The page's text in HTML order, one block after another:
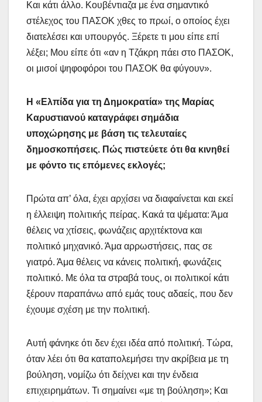
Και κάτι άλλο. Κουβέντιαζα με ένα σημαντικό
στέλεχος του ΠΑΣΟΚ χθες το πρωί, ο οποίος έχει
διατελέσει και υπουργός. Ξέρετε τι μου είπε επί
λέξει; Μου είπε ότι «αν η Τζάκρη πάει στο ΠΑΣΟΚ,
οι μισοί ψηφοφόροι του ΠΑΣΟΚ θα φύγουν».
Η «Ελπίδα για τη Δημοκρατία» της Μαρίας
Καρυστιανού καταγράφει σημάδια
υποχώρησης με βάση τις τελευταίες
δημοσκοπήσεις. Πώς πιστεύετε ότι θα κινηθεί
με φόντο τις επόμενες εκλογές;
Πρώτα απ’ όλα, έχει αρχίσει να διαφαίνεται και εκεί
η έλλειψη πολιτικής πείρας. Κακά τα ψέματα: Άμα
θέλεις να χτίσεις, φωνάζεις αρχιτέκτονα και
πολιτικό μηχανικό. Άμα αρρωστήσεις, πας σε
γιατρό. Άμα θέλεις να κάνεις πολιτική, φωνάζεις
πολιτικό. Με όλα τα στραβά τους, οι πολιτικοί κάτι
ξέρουν παραπάνω από εμάς τους αδαείς, που δεν
έχουμε σχέση με την πολιτική.
Αυτή φάνηκε ότι δεν έχει ιδέα από πολιτική. Τώρα,
όταν λέει ότι θα καταπολεμήσει την ακρίβεια με τη
βούληση, νομίζω ότι δείχνει και την ένδεια
επιχειρημάτων. Τι σημαίνει «με τη βούληση»; Και